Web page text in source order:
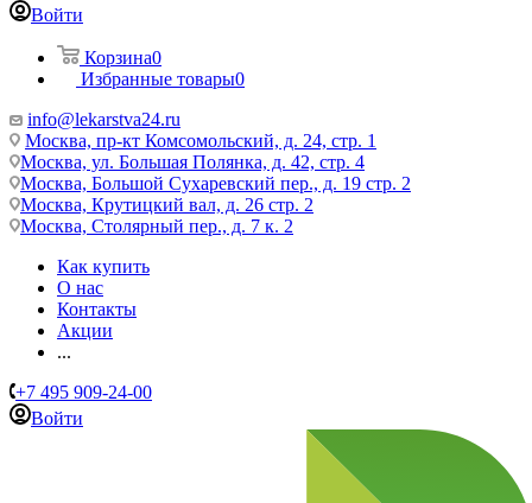
Войти
Корзина0
Избранные товары0
info@lekarstva24.ru
Москва, пр-кт Комсомольский, д. 24, стр. 1
Москва, ул. Большая Полянка, д. 42, стр. 4
Москва, Большой Сухаревский пер., д. 19 стр. 2
Москва, Крутицкий вал, д. 26 стр. 2
Москва, Столярный пер., д. 7 к. 2
Как купить
О нас
Контакты
Акции
...
+7 495 909-24-00
Войти